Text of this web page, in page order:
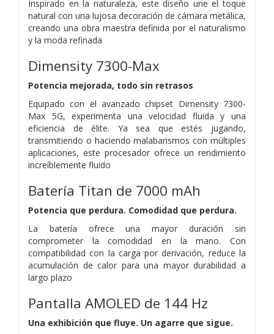
Inspirado en la naturaleza, este diseño une el toque
natural con una lujosa decoración de cámara metálica,
creando una obra maestra definida por el naturalismo
y la moda refinada
Dimensity 7300-Max
Potencia mejorada, todo sin retrasos
Equipado con el avanzado chipset Dimensity 7300-
Max 5G, experimenta una velocidad fluida y una
eficiencia de élite. Ya sea que estés jugando,
transmitiendo o haciendo malabarismos con múltiples
aplicaciones, este procesador ofrece un rendimiento
increíblemente fluido
Batería Titan de 7000 mAh
Potencia que perdura. Comodidad que perdura.
La batería ofrece una mayor duración sin
comprometer la comodidad en la mano. Con
compatibilidad con la carga por derivación, reduce la
acumulación de calor para una mayor durabilidad a
largo plazo
Pantalla AMOLED de 144 Hz
Una exhibición que fluye. Un agarre que sigue.